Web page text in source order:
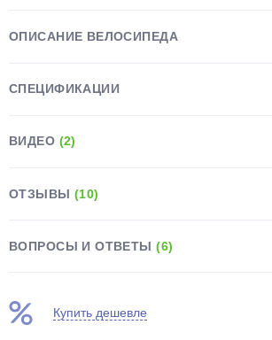
ОПИСАНИЕ ВЕЛОСИПЕДА
СПЕЦИФИКАЦИИ
ВИДЕО (2)
ОТЗЫВЫ (10)
ВОПРОСЫ И ОТВЕТЫ(6)
Купить дешевле